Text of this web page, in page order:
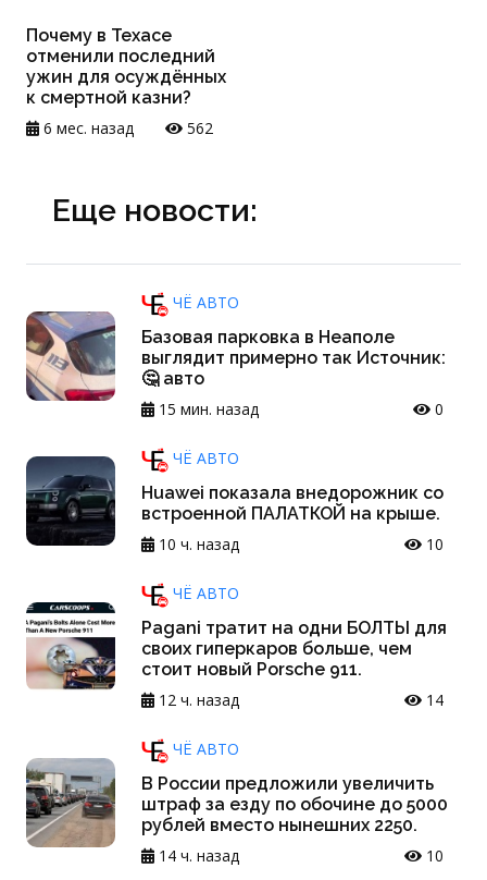
Почему в Техасе
отменили последний
ужин для осуждённых
к смертной казни?
6 мес. назад
562
Еще новости:
ЧЁ АВТО
Базовая парковка в Неаполе
выглядит примерно так Источник:
🤔 авто
15 мин. назад
0
ЧЁ АВТО
Huawei показала внедорожник со
встроенной ПАЛАТКОЙ на крыше.
10 ч. назад
10
ЧЁ АВТО
Pagani тратит на одни БОЛТЫ для
своих гиперкаров больше, чем
стоит новый Porsche 911.
12 ч. назад
14
ЧЁ АВТО
В России предложили увеличить
штраф за езду по обочине до 5000
рублей вместо нынешних 2250.
14 ч. назад
10